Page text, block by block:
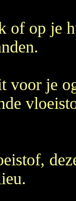
of op je
voor je